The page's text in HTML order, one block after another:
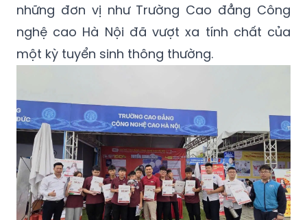
những đơn vị như Trường Cao đẳng Công
nghệ cao Hà Nội đã vượt xa tính chất của
một kỳ tuyển sinh thông thường.